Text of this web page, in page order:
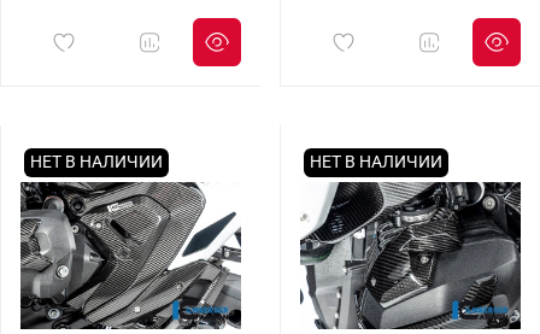
НЕТ В НАЛИЧИИ НЕТ В НАЛИЧИИ